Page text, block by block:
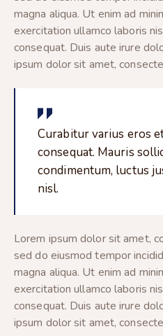
magna aliqua. Ut enim ad
exercitation ullamco laboris
consequat. Duis aute irure
ipsum dolor sit amet,
Curabitur varius eros
consequat. Mauris
condimentum, luctus
nisl.
Lorem ipsum dolor sit amet,
sed do eiusmod tempor
magna aliqua. Ut enim ad
exercitation ullamco laboris
consequat. Duis aute irure
ipsum dolor sit amet,